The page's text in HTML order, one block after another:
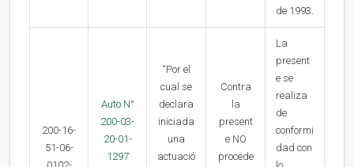
de 1993.
200-16-
51-06-
Auto N°
200-03-
20-01-
1297
“Por el
cual se
declara
iniciada
una
actuació
Contra
la
present
e NO
procede
La
present
e se
realiza
de
conformi
dad con